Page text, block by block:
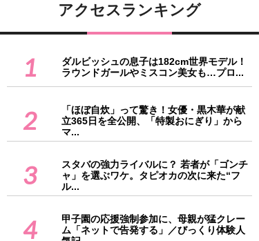
アクセスランキング
1
ダルビッシュの息子は182cm世界モデル！
ラウンドガールやミスコン美女も…プロ...
2
「ほぼ自炊」って驚き！女優・黒木華が献
立365日を全公開、「特製おにぎり」から
マ...
3
スタバの強力ライバルに？ 若者が「ゴンチ
ャ」を選ぶワケ。タピオカの次に来た“フ
ル...
4
甲子園の応援強制参加に、母親が猛クレー
ム「ネットで告発する」／びっくり体験人